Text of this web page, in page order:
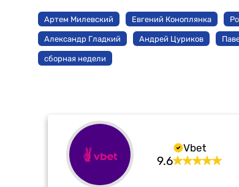
Артем Милевский Евгений Коноплянка
Александр Гладкий Андрей Цуриков
сборная недели
Vbet
9.6